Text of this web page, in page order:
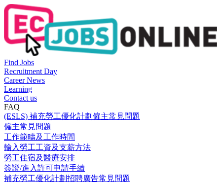
Find Jobs
Recruitment Day
Career News
Learning
Contact us
FAQ
(ESLS) 補充勞工優化計劃僱主常見問題
僱主常見問題
工作範疇及工作時間
輸入勞工工資及支薪方法
勞工住宿及醫療安排
簽證/進入許可申請手續
補充勞工優化計劃招聘廣告常見問題